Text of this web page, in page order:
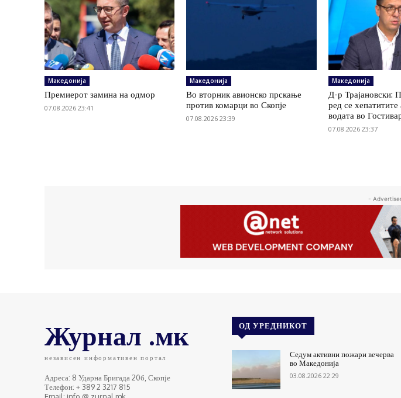
Македонија
Премиерот замина на одмор
07.08.2026 23:41
Македонија
Во вторник авионско прскање
против комарци во Скопје
07.08.2026 23:39
Македонија
Д-р Трајановски:
ред се хепатитите
водата во
07.08.2026 23:37
-
Журнал .мк
независен информативен портал
Адреса: 8 Ударна Бригада 20б, Скопје
Телефон: + 389 2 3217 815
ОД УРЕДНИКОТ
Седум активни пожари вечерва
во Македонија
03.08.2026 22:29